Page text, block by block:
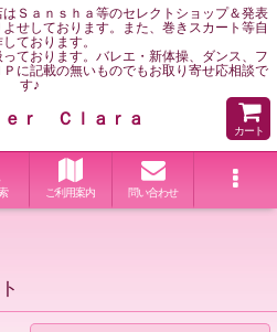
Ｓａｎｓｈａ等のセレクトショップ＆発表
せしております。また、巻きスカート等自
ております。
ております。バレエ・新体操、ダンス、フ
に記載の無いものでもお取り寄せ応相談で
す♪
ｅｒ Ｃｌａｒａ
カート
ご利用案内 問い合わせ